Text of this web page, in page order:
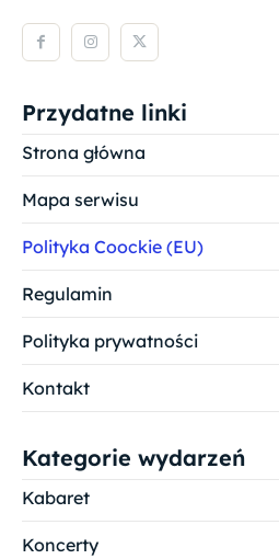
Przydatne linki
Strona główna
Mapa serwisu
Polityka Coockie (EU)
Regulamin
Polityka prywatności
Kontakt
Kategorie wydarzeń
Kabaret
Koncerty